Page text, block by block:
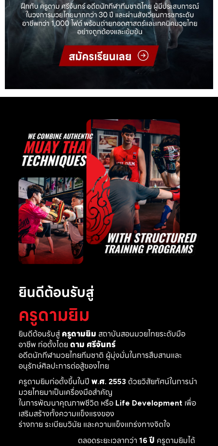
ยินดีต้อนรับสู่
ครูดามยิม
ยินดีต้อนรับสู่ ครูดามยิม สถาบันสอนมวยไทยระดับมือ
อาชีพ ก่อตั้งโดย ดาม ศรีจันทร์
อดีตนักกีฬามวยไทยทีมชาติ ผู้มุ่งมั่นในการสืบสานและ
อนุรักษ์ศิลปะการต่อสู้ของไทย
ครูดามยิมก่อตั้งขึ้นในปี พ.ศ. 2553ด้วยวิสัยทัศน์ในการนำ
มวยไทยมาเป็นเครื่องมือสำคัญ
ในการพัฒนาคุณภาพชีวิต หรือ Life Developmentเพื่อ
เสริมสร้างทั้งความแข็งแรงของ
ร่างกาย ระเบียบวินัย และความแข็งแกร่งทางจิตใจ
ตลอดระยะเวลากว่า 16 ปี ครูดามยิมได้